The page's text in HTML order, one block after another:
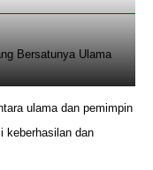
ulama dan pemimpin
keberhasilan dan